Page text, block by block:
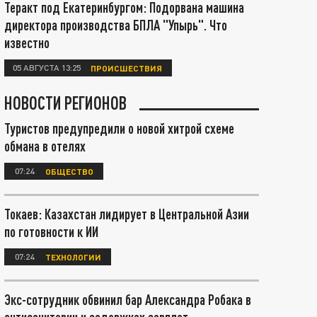
Теракт под Екатеринбургом: Подорвана машина
директора производства БПЛА "Упырь". Что
известно
05 АВГУСТА 13:25 ПРОИСШЕСТВИЯ
НОВОСТИ РЕГИОНОВ
Туристов предупредили о новой хитрой схеме
обмана в отелях
07:24 ОБЩЕСТВО
Токаев: Казахстан лидирует в Центральной Азии
по готовности к ИИ
07:24 ТЕХНОЛОГИИ
Экс-сотрудник обвинил бар Александра Робака в